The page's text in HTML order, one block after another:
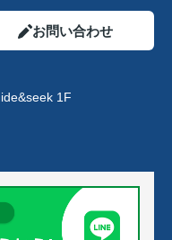
お問い合わせ
1F